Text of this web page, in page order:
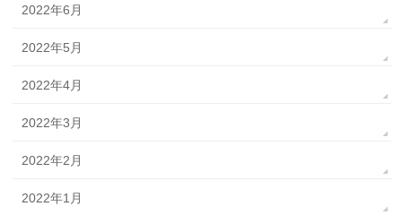
2022年6月
2022年5月
2022年4月
2022年3月
2022年2月
2022年1月